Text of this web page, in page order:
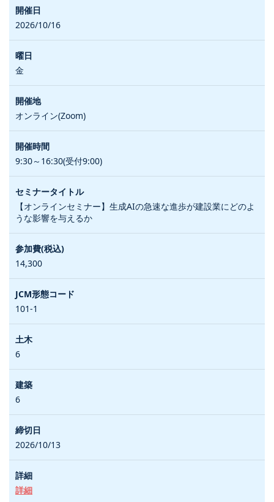
2026/10/16
金
オンライン(Zoom)
9:30～16:30(受付9:00)
【オンラインセミナー】生成AIの急速な進歩が建設業にどのよ
うな影響を与えるか
14,300
101-1
6
6
2026/10/13
詳細